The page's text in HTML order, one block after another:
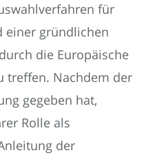
für
einer gründlichen
die Europäische
treffen. Nachdem der
gegeben hat,
Rolle als
der